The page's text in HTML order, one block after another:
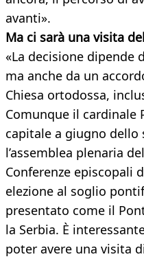
avanti».
Ma ci sarà una visita
«La decisione dipende
ma anche da un
Chiesa ortodossa,
Comunque il cardinale
capitale a giugno dello
l’assemblea plenaria
Conferenze episcopali
elezione al soglio
presentato come il
la Serbia. È
poter avere una visita